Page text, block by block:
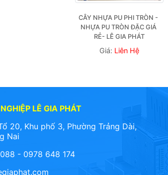
CÂY NHỰA PU PHI TRÒN -
NHỰA PU TRÒN ĐẶC GIÁ
RẺ- LÊ GIA PHÁT
Giá: Liên Hệ
LÊ GIA PHÁT
20, Khu phố 3, Phường Trảng Dài,
Nai
- 0978 648 174